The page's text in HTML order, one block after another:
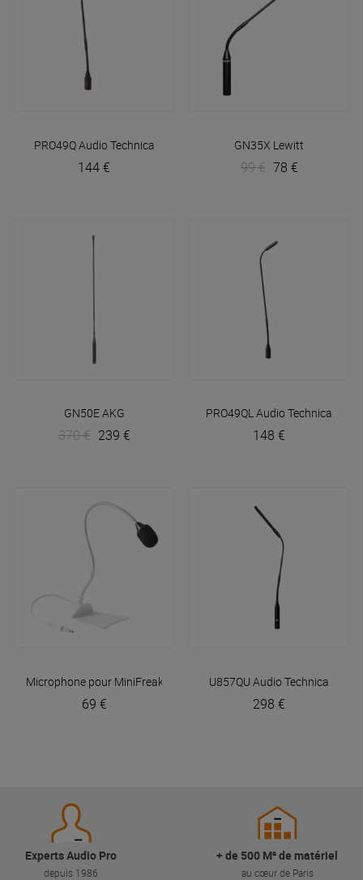
PRO49QAudio Technica
144 €
GN35X Lewitt
99 € 78 €
GN50EAKG
370 € 239 €
PRO49QLAudio Technica
148 €
Microphone pour MiniFreak
69 €
U857QU Audio Technica
298 €
Experts Audio Pro
depuis 1986
+ de 500 M² de matériel
au cœur de Paris